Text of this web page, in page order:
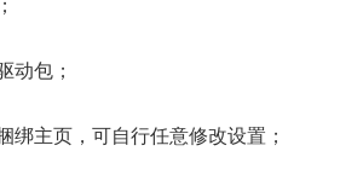
动包；
主页，可自行任意修改设置；